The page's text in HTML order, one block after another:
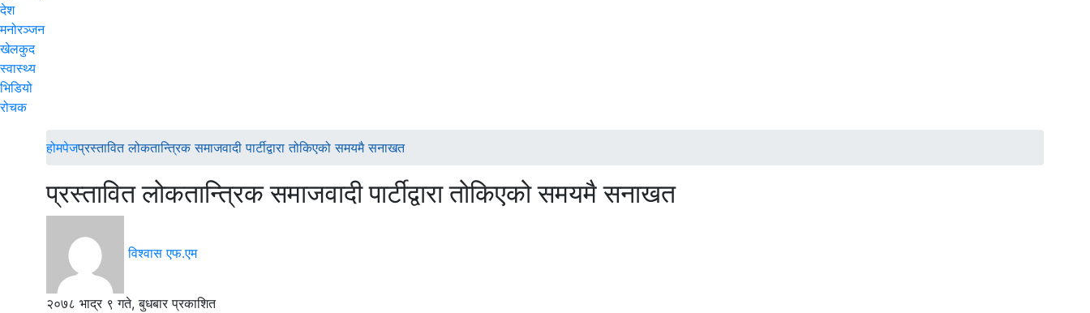
देश
मनोरञ्जन
खेलकुद
स्वास्थ्य
भिडियो
रोचक
होमपेजप्रस्तावित लोकतान्त्रिक समाजवादी पार्टीद्वारा तोकिएको समयमै सनाखत
प्रस्तावित लोकतान्त्रिक समाजवादी पार्टीद्वारा तोकिएको समयमै सनाखत
विश्वास एफ.एम
२०७८ भाद्र ९ गते, बुधबार प्रकाशित